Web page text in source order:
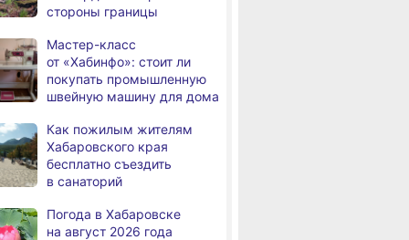
трудоустроены
Магнитные бури,
радиационный фон и пробки
в Хабаровске 7 августа
Какой сегодня день: День
маяка
В вузы Хабаровского края
100 тысяч заявлений
стороны границы
Мастер-класс
от «Хабинфо»: стоит ли
покупать промышленную
швейную машину для дома
Как пожилым жителям
Хабаровского края
бесплатно съездить
в санаторий
Погода в Хабаровске
на август 2026 года